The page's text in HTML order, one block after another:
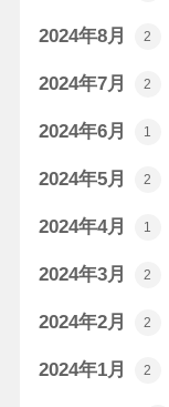
2024年8月 2
2024年7月 2
2024年6月 1
2024年5月 2
2024年4月 1
2024年3月 2
2024年2月 2
2024年1月 2